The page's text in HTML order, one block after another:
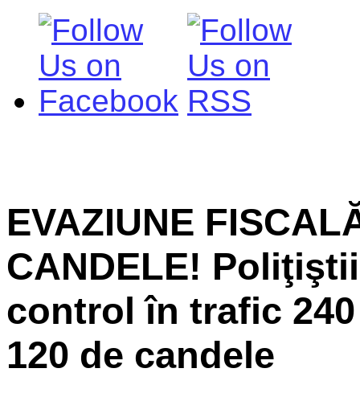
EVAZIUNE
CANDELE!
control în trafic
120 de candele